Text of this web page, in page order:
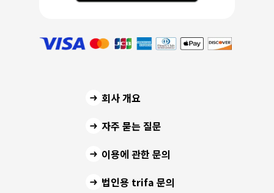
회사 개요
자주 묻는 질문
이용에 관한 문의
법인용 trifa 문의